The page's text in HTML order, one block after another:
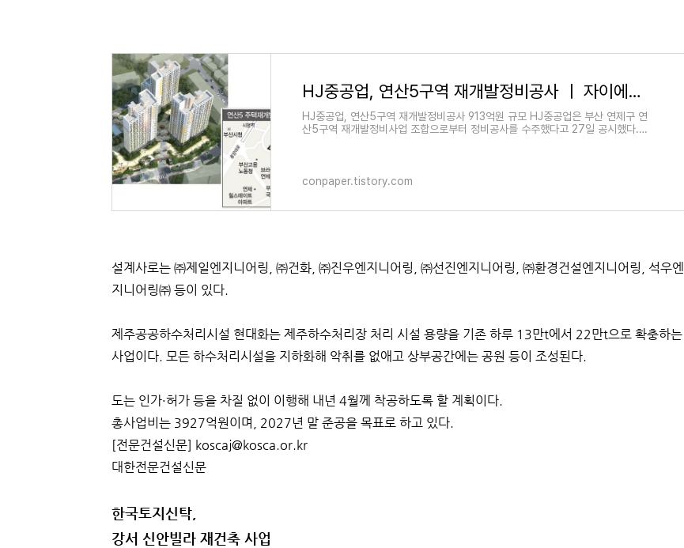
HJ중공업, 연산5구역 재개발정비공사 ㅣ 자이에스앤디,과천 상업4블록 오피스텔 신축사업 수주
HJ중공업, 연산5구역 재개발정비공사 913억원 규모 HJ중공업은 부산 연제구 연
산5구역 재개발정비사업 조합으로부터 정비공사를 수주했다고 27일 공시했다.
conpaper.tistory.com
설계사로는 ㈜제일엔지니어링, ㈜건화, ㈜진우엔지니어링, ㈜선진엔지니어링, ㈜환경건설엔지니어링, 석우엔
지니어링㈜ 등이 있다.
제주공공하수처리시설 현대화는 제주하수처리장 처리 시설 용량을 기존 하루 13만t에서 22만t으로 확충하는
사업이다. 모든 하수처리시설을 지하화해 악취를 없애고 상부공간에는 공원 등이 조성된다.
도는 인가·허가 등을 차질 없이 이행해 내년 4월께 착공하도록 할 계획이다.
총사업비는 3927억원이며, 2027년 말 준공을 목표로 하고 있다.
[전문건설신문] koscaj@kosca.or.kr
대한전문건설신문
한국토지신탁,
강서 신안빌라 재건축 사업